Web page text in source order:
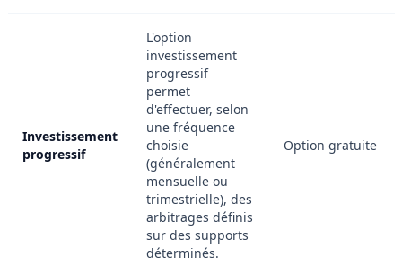
Investissement
progressif
L'option
investissement
progressif
permet
d'effectuer, selon
une fréquence
choisie
(généralement
mensuelle ou
trimestrielle), des
arbitrages définis
sur des supports
déterminés.
Option gratuite